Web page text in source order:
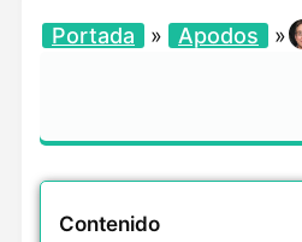
Portada » Apodos »
Contenido